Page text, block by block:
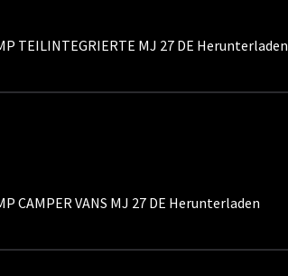
TEILINTEGRIERTE MJ 27 DE Herunterladen
CAMPER VANS MJ 27 DE Herunterladen